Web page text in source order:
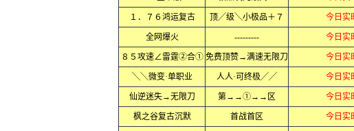
１．７６鸿运复古 顶╱级╲小极品＋７ 今日实
全网爆火 --------- 今日实
８５攻速∠雷霆②合① 免费顶赞→满速无限刀 今日实
╲╲微变·单职业 人人·可终极╱╱ 今日实
仙逆迷失→无限刀 第→→①→→区 今日实
枫之谷复古沉默 首战首区 今日实